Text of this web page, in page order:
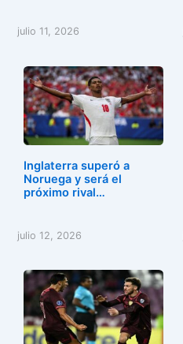
julio 11, 2026
Inglaterra superó a
Noruega y será el
próximo rival…
julio 12, 2026